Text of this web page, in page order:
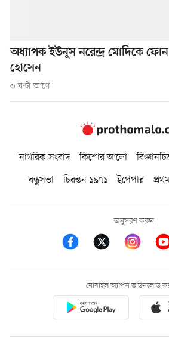
অধ্যাপক ইউনূস নরেন্দ্র মোদিকে
হোসেন
৩ ঘণ্টা আগে
নাগরিক সংবাদ কিশোর আলো
বন্ধুসভা
চিরন্তন ১৯৭১ ইপেপার
অনুসরণ করুন
মোবাইল অ্যাপস ডাউনলোড